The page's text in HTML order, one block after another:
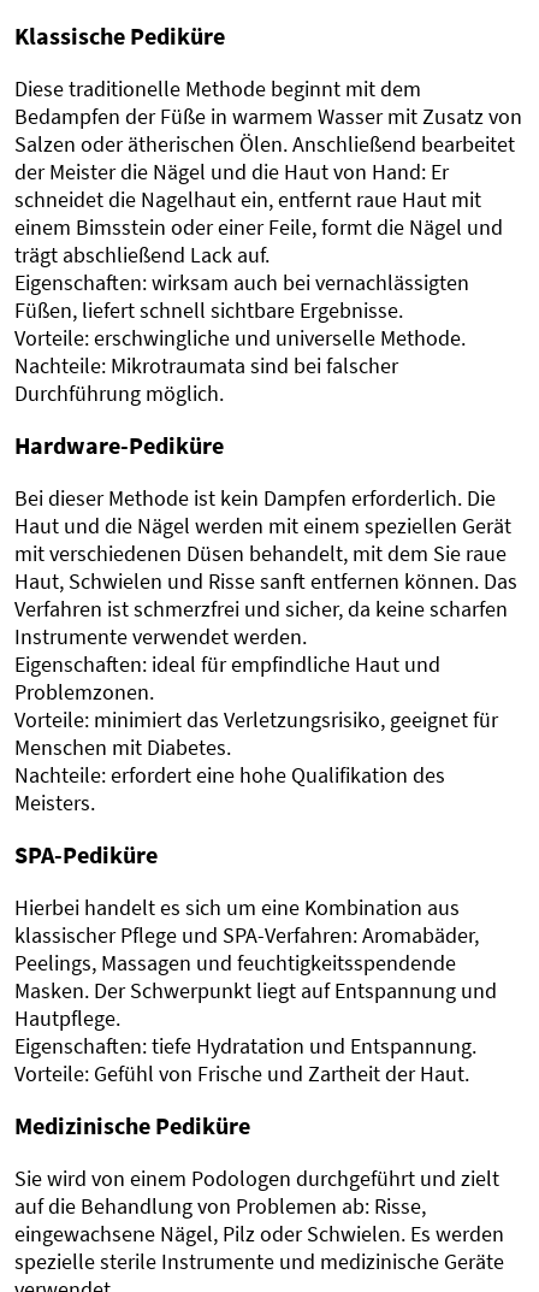
Klassische Pediküre
Diese traditionelle Methode beginnt mit dem
Bedampfen der Füße in warmem Wasser mit Zusatz von
Salzen oder ätherischen Ölen. Anschließend bearbeitet
der Meister die Nägel und die Haut von Hand: Er
schneidet die Nagelhaut ein, entfernt raue Haut mit
einem Bimsstein oder einer Feile, formt die Nägel und
trägt abschließend Lack auf.
Eigenschaften: wirksam auch bei vernachlässigten
Füßen, liefert schnell sichtbare Ergebnisse.
Vorteile: erschwingliche und universelle Methode.
Nachteile: Mikrotraumata sind bei falscher
Durchführung möglich.
Hardware-Pediküre
Bei dieser Methode ist kein Dampfen erforderlich. Die
Haut und die Nägel werden mit einem speziellen Gerät
mit verschiedenen Düsen behandelt, mit dem Sie raue
Haut, Schwielen und Risse sanft entfernen können. Das
Verfahren ist schmerzfrei und sicher, da keine scharfen
Instrumente verwendet werden.
Eigenschaften: ideal für empfindliche Haut und
Problemzonen.
Vorteile: minimiert das Verletzungsrisiko, geeignet für
Menschen mit Diabetes.
Nachteile: erfordert eine hohe Qualifikation des
Meisters.
SPA-Pediküre
Hierbei handelt es sich um eine Kombination aus
klassischer Pflege und SPA-Verfahren: Aromabäder,
Peelings, Massagen und feuchtigkeitsspendende
Masken. Der Schwerpunkt liegt auf Entspannung und
Hautpflege.
Eigenschaften: tiefe Hydratation und Entspannung.
Vorteile: Gefühl von Frische und Zartheit der Haut.
Medizinische Pediküre
Sie wird von einem Podologen durchgeführt und zielt
auf die Behandlung von Problemen ab: Risse,
eingewachsene Nägel, Pilz oder Schwielen. Es werden
spezielle sterile Instrumente und medizinische Geräte